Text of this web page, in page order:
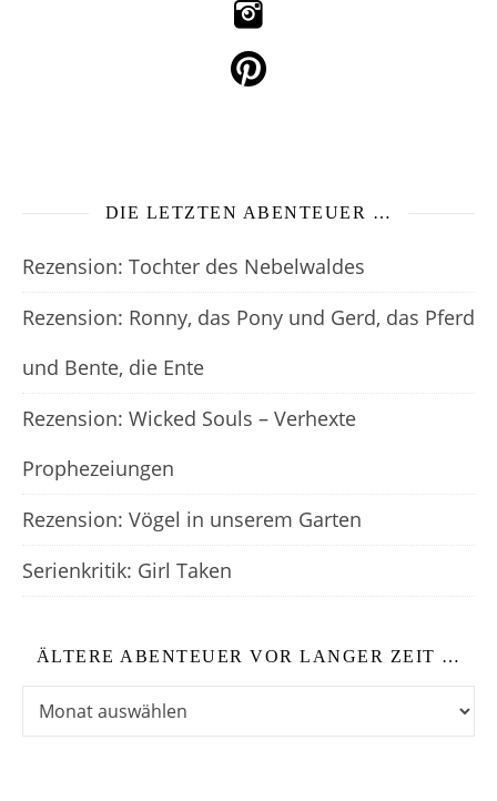
DIE LETZTEN ABENTEUER …
Rezension: Tochter des Nebelwaldes
Rezension: Ronny, das Pony und Gerd, das Pferd
und Bente, die Ente
Rezension: Wicked Souls – Verhexte
Prophezeiungen
Rezension: Vögel in unserem Garten
Serienkritik: Girl Taken
ÄLTERE ABENTEUER VOR LANGER ZEIT …